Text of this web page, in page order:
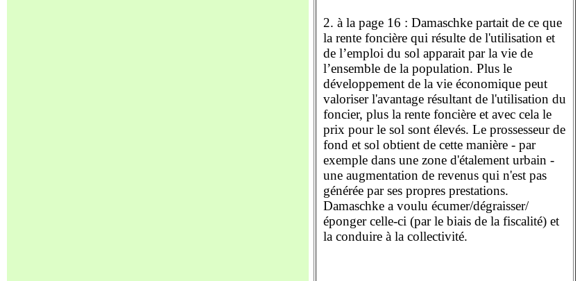
2. à la page 16 : Damaschke partait de ce que
la rente foncière qui résulte de l'utilisation et
de l’emploi du sol apparait par la vie de
l’ensemble de la population. Plus le
développement de la vie économique peut
valoriser l'avantage résultant de l'utilisation du
foncier, plus la rente foncière et avec cela le
prix pour le sol sont élevés. Le prossesseur de
fond et sol obtient de cette manière - par
exemple dans une zone d'étalement urbain -
une augmentation de revenus qui n'est pas
générée par ses propres prestations.
Damaschke a voulu écumer/dégraisser/
éponger celle-ci (par le biais de la fiscalité) et
la conduire à la collectivité.